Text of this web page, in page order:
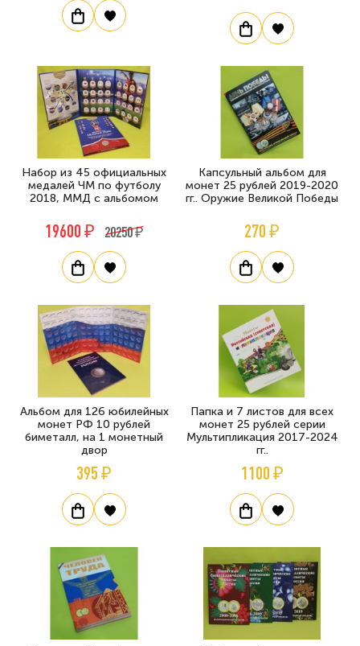
Набор из 45 официальных
медалей ЧМ по футболу
2018, ММД с альбомом
19600 ₽ 20250 ₽
Капсульный альбом для
монет 25 рублей 2019-2020
гг.. Оружие Великой Победы
270 ₽
Альбом для 126 юбилейных
монет РФ 10 рублей
биметалл, на 1 монетный
двор
395 ₽
Папка и 7 листов для всех
монет 25 рублей серии
Мультипликация 2017-2024
гг..
1100 ₽